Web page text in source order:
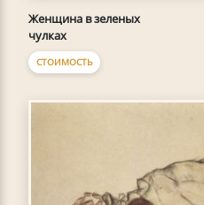
Женщина в зеленых
чулках
СТОИМОСТЬ